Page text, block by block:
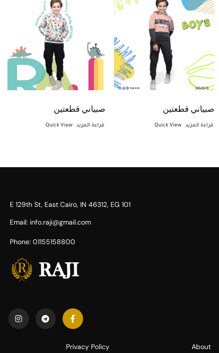
صبياني قطعتين
قراءة المزيد Quick View
صبياني قطعتين
قراءة المزيد Quick View
101 E 129th St, East Cairo, IN 46312, EG​
Email: info.raji@gmail.com
Phone: 01155158800
About
Privacy Policy